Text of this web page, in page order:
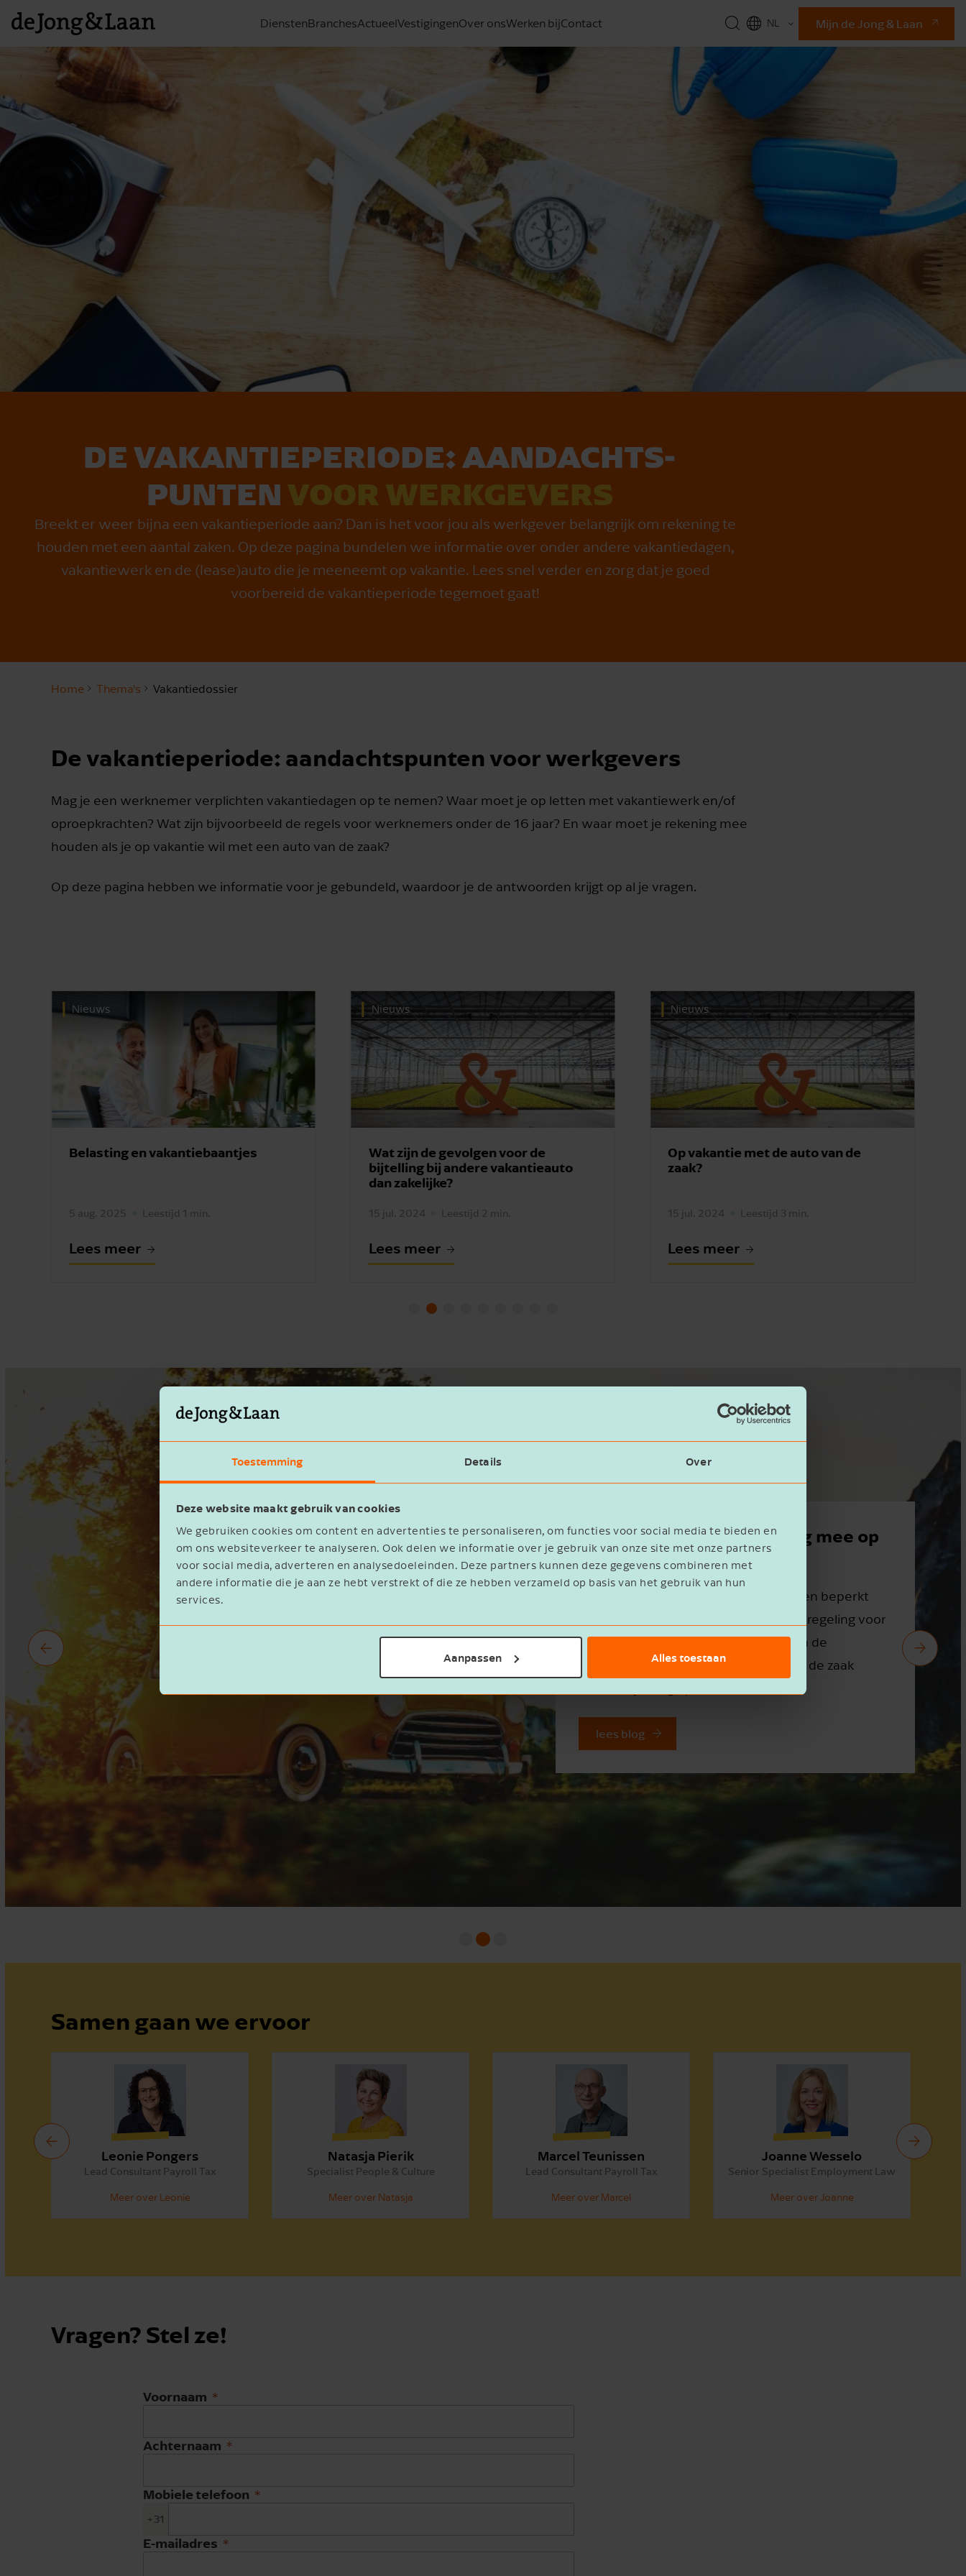
Toestemming Details Over
Deze website maakt gebruik van cookies
We gebruiken cookies om content en advertenties te personaliseren, om functies voor social media te bieden en
om ons websiteverkeer te analyseren. Ook delen we informatie over je gebruik van onze site met onze partners
voor social media, adverteren en analysedoeleinden. Deze partners kunnen deze gegevens combineren met
andere informatie die je aan ze hebt verstrekt of die ze hebben verzameld op basis van het gebruik van hun
services.
Aanpassen Alles toestaan
DienstenBranchesActueelVestigingenOver onsWerken bijContact
EN
NL Mijn de Jong & Laan
DE VAKANTIEPERIODE: AANDACHTS­
PUNTENVOOR WERKGEVERS
Breekt er weer bijna een vakantieperiode aan? Dan is het voor jou als werkgever belangrijk om rekening te
houden met een aantal zaken. Op deze pagina bundelen we informatie over onder andere vakantiedagen,
vakantiewerk en de (lease)auto die je meeneemt op vakantie. Lees snel verder en zorg dat je goed
voorbereid de vakantieperiode tegemoet gaat!
Home Thema's Vakantiedossier
De vakantieperiode: aandachtspunten voor werkgevers
Mag je een werknemer verplichten vakantiedagen op te nemen? Waar moet je op letten met vakantiewerk en/of
oproepkrachten? Wat zijn bijvoorbeeld de regels voor werknemers onder de 16 jaar? En waar moet je rekening mee
houden als je op vakantie wil met een auto van de zaak?
Op deze pagina hebben we informatie voor je gebundeld, waardoor je de antwoorden krijgt op al je vragen.
Nieuws
Belasting en vakantiebaantjes
5 aug. 2025 Leestijd 1 min.
Lees meer
Nieuws
Wat zijn de gevolgen voor de
bijtelling bij andere vakantieauto
dan zakelijke?
15 jul. 2024 Leestijd 2 min.
Lees meer
Nieuws
Op vakantie met de auto van de
zaak?
15 jul. 2024 Leestijd 3 min.
Lees meer
Vakantiewerk? Leuk! Maar pas wel
op
Zomervakantie! De periode waarin jongeren graag
een centje bijverdienen. Zij hun inkomen, de
werkgever goedkope, meestal onervaren, kracht
om het werk gedaan te krijgen. Voorkom situaties
Lees blog
Samen gaan we ervoor
Leonie Pongers
Lead Consultant Payroll Tax
Meer over Leonie
Natasja Pierik
Specialist People & Culture
Meer over Natasja
Marcel Teunissen
Lead Consultant Payroll Tax
Meer over Marcel
Joanne Wesselo
Senior Specialist Employment Law
Meer over Joanne
Vragen? Stel ze!
Voornaam
Achternaam
Mobiele telefoon
+31
E-mailadres